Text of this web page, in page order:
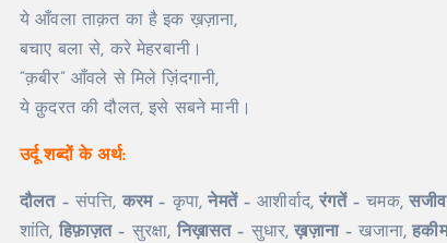
ये आँवला ताक़त का है इक ख़ज़ाना,
बचाए बला से, करे मेहरबानी।
“क़बीर” आँवले से मिले ज़िंदगानी,
ये क़ुदरत की दौलत, इसे सबने मानी।
उर्दू शब्दों के अर्थ:
दौलत– संपत्ति, करम– कृपा,नेमतें– आशीर्वाद,रंगतें– चमक,
शांति, हिफ़ाज़त– सुरक्षा, निख़ासत– सुधार,ख़ज़ाना– खजाना,हकीम